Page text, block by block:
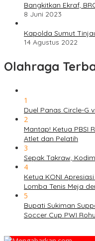
Bangkitkan Ekraf,
8 Juni 2023
Kapolda Sumut
14 Agustus 2022
Olahraga
1
Duel Panas Circle-G
2
Mantap! Ketua PBSI
Atlet dan Pelatih
3
Sepak Takraw,
4
Ketua KONI
Lomba Tenis Meja
5
Bupati Sukiman
Soccer Cup PWI